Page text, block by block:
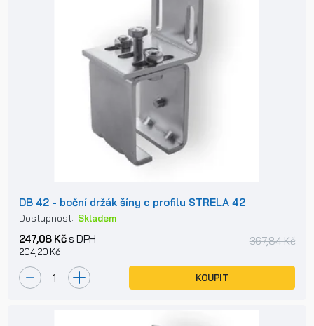
DB 42 - boční držák šíny c profilu STRELA 42
Dostupnost: Skladem
247,08 Kčs DPH
204,20 Kč
367,84 Kč
KOUPIT